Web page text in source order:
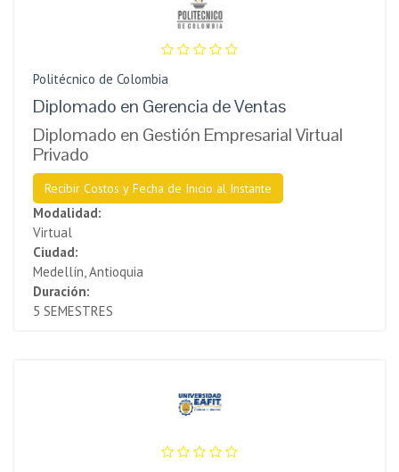
Politécnico de Colombia
Diplomado en Gerencia de Ventas
Diplomado en Gestión Empresarial Virtual
Privado
Recibir Costos y Fecha de Inicio al Instante
Modalidad:
Virtual
Ciudad:
Medellín, Antioquia
Duración:
5 SEMESTRES